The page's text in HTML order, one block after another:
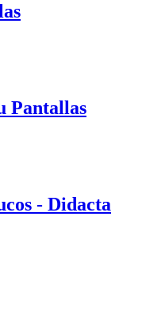
Pantallas
- Didacta